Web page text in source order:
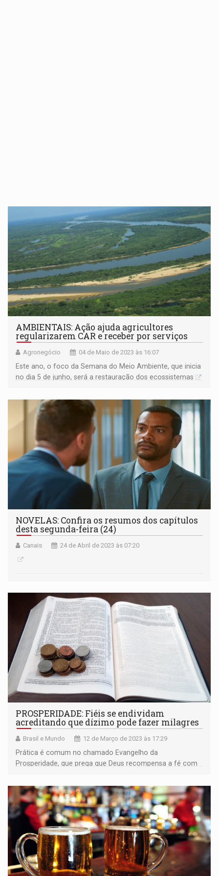
AMBIENTAIS: Ação ajuda agricultores
regularizarem CAR e receber por serviços
Agronegócio 04 de Maio de 2023 às 16:07
Este ano, o foco da Semana do Meio Ambiente, que inicia
no dia 5 de junho, será a restauração dos ecossistemas
NOVELAS: Confira os resumos dos capítulos
desta segunda-feira (24)
Canais 24 de Abril de 2023 às 07:20
PROSPERIDADE: Fiéis se endividam
acreditando que dízimo pode fazer milagres
Brasil e Mundo 12 de Março de 2023 às 17:29
Prática é comum no chamado Evangelho da
Prosperidade, que prega que Deus recompensa a fé com